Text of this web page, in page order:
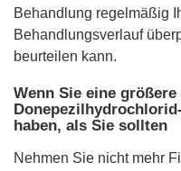
Behandlung regelmäßig
Behandlungsverlauf
beurteilen kann.
Wenn Sie eine größere
haben, als Sie sollten
Nehmen Sie nicht mehr